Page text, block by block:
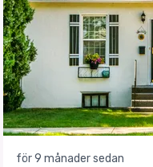
för 9 månader sedan